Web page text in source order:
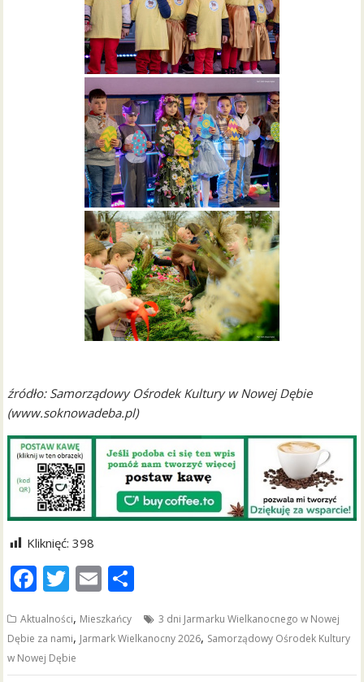
źródło: Samorządowy Ośrodek Kultury w Nowej Dębie
(www.soknowadeba.pl)
Kliknięć: 398
F
e
b
T
itt
er
E
ai ar
Aktualności, Mieszkańcy
3 dni Jarmarku Wielkanocnego w Nowej
Dębie za nami, Jarmark Wielkanocny 2026, Samorządowy Ośrodek Kultury
w Nowej Dębie